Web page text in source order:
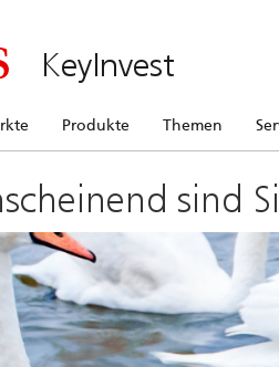
KeyInvest
Produkte Themen
sind